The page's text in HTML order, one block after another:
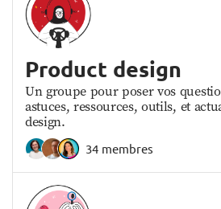
Product design
Un groupe pour poser vos
astuces, ressources, outils, et
design.
34 membres